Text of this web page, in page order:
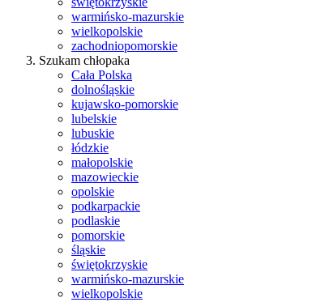
warmińsko-mazurskie
wielkopolskie
zachodniopomorskie
Szukam chłopaka
Cała Polska
dolnośląskie
kujawsko-pomorskie
lubelskie
lubuskie
łódzkie
małopolskie
mazowieckie
opolskie
podkarpackie
podlaskie
pomorskie
śląskie
świętokrzyskie
warmińsko-mazurskie
wielkopolskie